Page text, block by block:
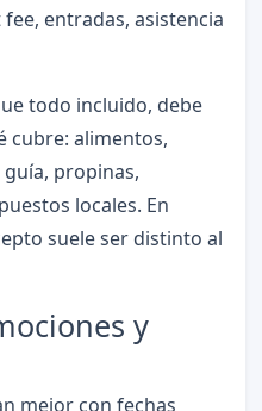
entradas, asistencia
todo incluido, debe
cubre: alimentos,
propinas,
locales. En
suele ser distinto al
y
mejor con fechas